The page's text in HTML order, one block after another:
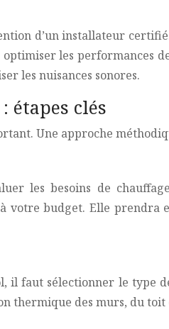
d’un installateur
les performances
les nuisances sonores.
étapes clés
Une approche
les besoins de
budget. Elle prendra
faut sélectionner le type
des murs, du toit